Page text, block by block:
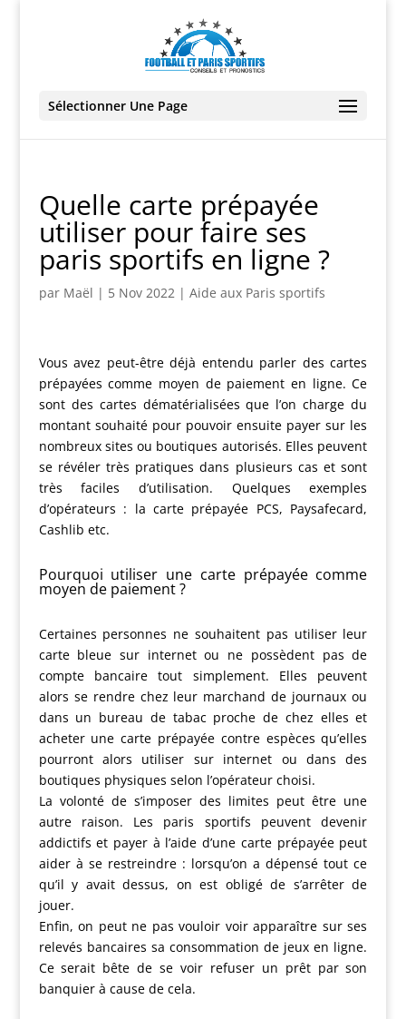
Sélectionner Une Page
Quelle carte prépayée
utiliser pour faire ses
paris sportifs en ligne ?
par Maël | 5 Nov 2022| Aide aux Paris sportifs
Vous avez peut-être déjà entendu parler des cartes
prépayées comme moyen de paiement en ligne. Ce
sont des cartes dématérialisées que l’on charge du
montant souhaité pour pouvoir ensuite payer sur les
nombreux sites ou boutiques autorisés. Elles peuvent
se révéler très pratiques dans plusieurs cas et sont
très faciles d’utilisation. Quelques exemples
d’opérateurs : la carte prépayée PCS, Paysafecard,
Cashlib etc.
Pourquoi utiliser une carte prépayée comme
moyen de paiement ?
Certaines personnes ne souhaitent pas utiliser leur
carte bleue sur internet ou ne possèdent pas de
compte bancaire tout simplement. Elles peuvent
alors se rendre chez leur marchand de journaux ou
dans un bureau de tabac proche de chez elles et
acheter une carte prépayée contre espèces qu’elles
pourront alors utiliser sur internet ou dans des
boutiques physiques selon l’opérateur choisi.
La volonté de s’imposer des limites peut être une
autre raison. Les paris sportifs peuvent devenir
addictifs et payer à l’aide d’une carte prépayée peut
aider à se restreindre : lorsqu’on a dépensé tout ce
qu’il y avait dessus, on est obligé de s’arrêter de
jouer.
Enfin, on peut ne pas vouloir voir apparaître sur ses
relevés bancaires sa consommation de jeux en ligne.
Ce serait bête de se voir refuser un prêt par son
banquier à cause de cela.